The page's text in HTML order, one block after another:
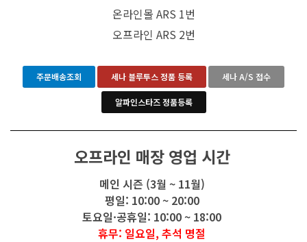
온라인몰 ARS 1번
오프라인 ARS 2번
주문배송조회 세나 블루투스 정품 등록 세나 A/S 접수
알파인스타즈 정품등록
오프라인 매장 영업 시간
메인 시즌 (3월 ~ 11월)
평일: 10:00 ~ 20:00
토요일·공휴일: 10:00 ~ 18:00
휴무: 일요일, 추석 명절